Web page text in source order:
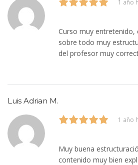
1 año
Curso muy entretenido,
sobre todo muy
del profesor muy
Luis Adrian M.
1 año
Muy buena
contenido muy bien